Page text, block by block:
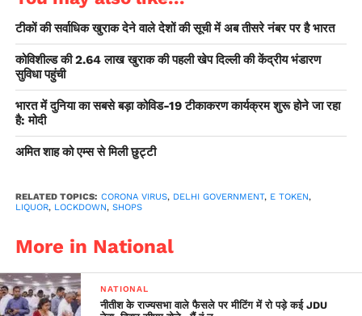
विशाखापट्टनम गैस लीक से अबतक 11 की जान गई, मृतक के परिजनों को
1-1 करोड़ मुआवजा देगी आंध्र सरकार
दिल्ली सरकार ने इन समस्याओं के समाधान के मद्देनजर ई-कूपन सिस्टम से
शराब बिक्री कराने का फैसला लिया है, ताकि दुकानों पर सोशल डिस्टेसिंग
का पालन कराया जा सके और कोरोना के फैलाव को रोका जा सके।
लिहाजा, दिल्ली सरकार ने एक वेब लिंक https://www.qtoken.in
दुकान पर जाने के समय का एक ई-कूपन आपके मोबाइल पर भेजा जाएगा।
लिए लंबी लाइन नहीं लगानी पड़ेगी। वेब लिंक पर अपना नाम और मोबाइल
टीकों की सर्वाधिक खुराक देने वाले देशों की सूची में अब तीसरे नंबर पर है भारत
कोविशील्ड की 2.64 लाख खुराक की पहली खेप दिल्ली की केंद्रीय भंडारण
सुविधा पहुंची
भारत में दुनिया का सबसे बड़ा कोविड-19 टीकाकरण कार्यक्रम शुरू होने जा रहा
है: मोदी
अमित शाह को एम्स से मिली छुट्टी
RELATED TOPICS: CORONA VIRUS, DELHI GOVERNMENT, E TOKEN,
LIQUOR, LOCKDOWN, SHOPS
More in National
NATIONAL
नीतीश के राज्यसभा वाले फैसले पर मीटिंग में रो पड़े कई JDU